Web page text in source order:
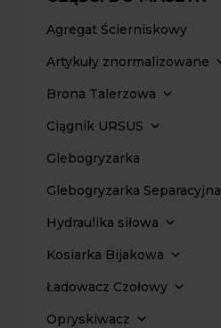
Agregat Ścierniskowy
Artykuły znormalizowane
Brona Talerzowa
Ciągnik URSUS
Glebogryzarka
Glebogryzarka Separacyjna
Hydraulika siłowa
Kosiarka Bijakowa
Ładowacz Czołowy
Opryskiwacz